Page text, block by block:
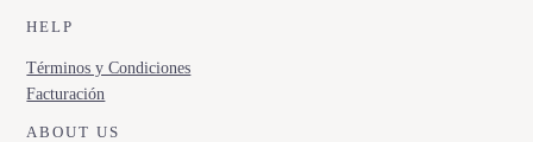
HELP
Términos y Condiciones
Facturación
ABOUT US